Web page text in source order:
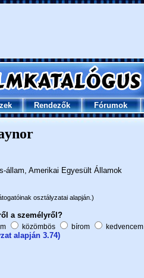
Rendezők Fórumok
állam, Amerikai Egyesült Államok
osztályzatai alapján.)
a személyről?
közömbös bírom kedvencem
alapján 3.74)